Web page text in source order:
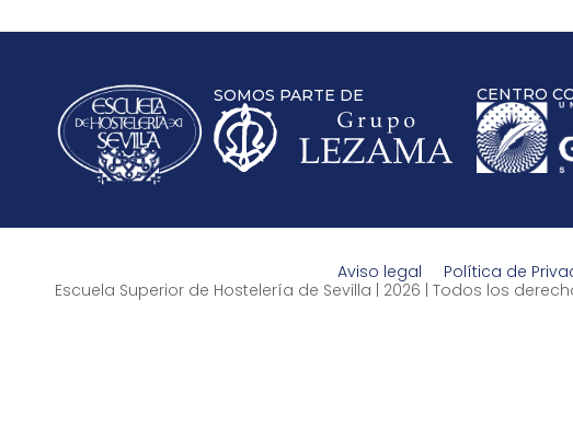
SOMOS PARTE DE CENTRO
Aviso legal Política de
Escuela Superior de Hostelería de Sevilla | 2026 | Todos los